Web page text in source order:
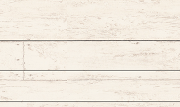
ッド アメリカ USA 古着